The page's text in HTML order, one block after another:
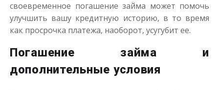
своевременное погашение займа может помочь
улучшить вашу кредитную историю, в то время
как просрочка платежа, наоборот, усугубит ее.
Погашение займа и
дополнительные условия